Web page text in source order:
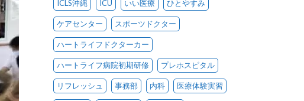
ICLS沖縄 ICU いい医療 ひとやすみ
ケアセンター スポーツドクター
ハートライフドクターカー
ハートライフ病院初期研修 プレホスピタル
リフレッシュ 事務部 内科 医療体験実習